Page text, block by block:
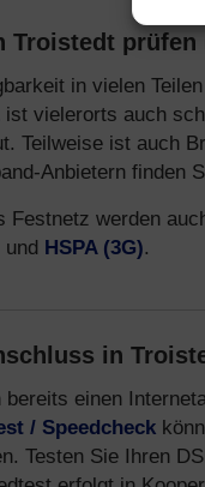
Troistedt prüfen
in vielen
ist vielerorts auch
Teilweise ist auch
Anbietern finden
Festnetz werden
und HSPA (3G).
in
einen
/ Speedcheck
Testen Sie Ihren